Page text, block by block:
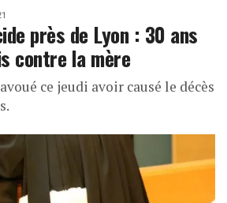
près de Lyon : 30 ans
contre la mère
ce jeudi avoir causé le décès